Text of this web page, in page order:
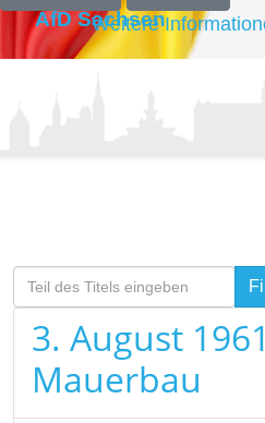
AfD Sachsen
Teil des Titels eingeben
3. August
Mauerbau
Weitere